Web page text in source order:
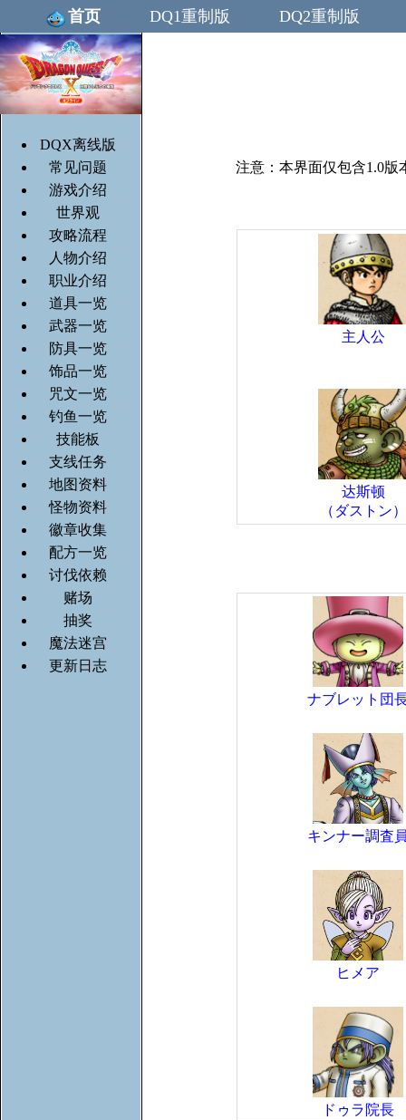
首页 DQ1重制版 DQ2重制版
DQX离线版
常见问题
游戏介绍
世界观
攻略流程
人物介绍
职业介绍
道具一览
武器一览
防具一览
饰品一览
咒文一览
钓鱼一览
技能板
支线任务
地图资料
怪物资料
徽章收集
配方一览
讨伐依赖
赌场
抽奖
魔法迷宫
更新日志
注意：本界面仅包含1.0版
主人公
达斯顿
（ダストン）
ナブレット団
キンナー調査
ヒメア
ドゥラ院長